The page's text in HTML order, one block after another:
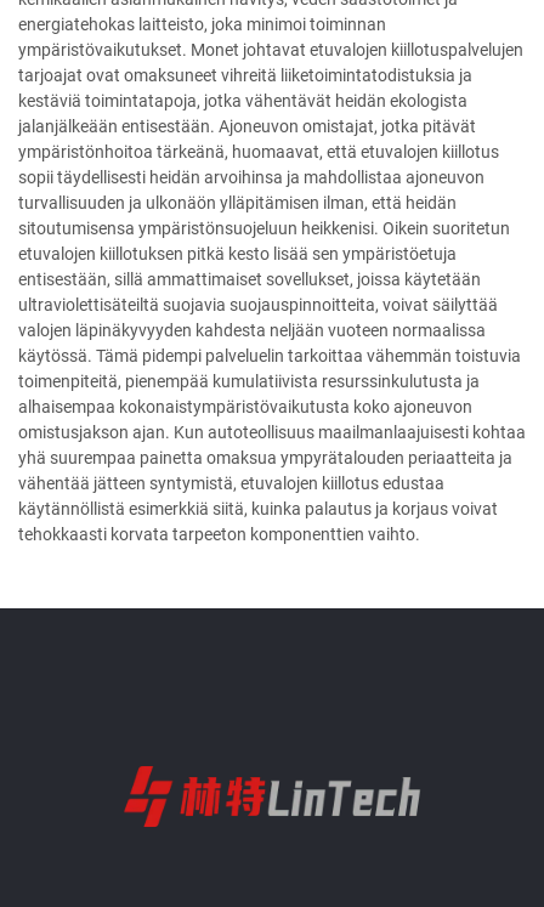
energiatehokas laitteisto, joka minimoi toiminnan
ympäristövaikutukset. Monet johtavat etuvalojen kiillotuspalvelujen
tarjoajat ovat omaksuneet vihreitä liiketoimintatodistuksia ja
kestäviä toimintatapoja, jotka vähentävät heidän ekologista
jalanjälkeään entisestään. Ajoneuvon omistajat, jotka pitävät
ympäristönhoitoa tärkeänä, huomaavat, että etuvalojen kiillotus
sopii täydellisesti heidän arvoihinsa ja mahdollistaa ajoneuvon
turvallisuuden ja ulkonäön ylläpitämisen ilman, että heidän
sitoutumisensa ympäristönsuojeluun heikkenisi. Oikein suoritetun
etuvalojen kiillotuksen pitkä kesto lisää sen ympäristöetuja
entisestään, sillä ammattimaiset sovellukset, joissa käytetään
ultraviolettisäteiltä suojavia suojauspinnoitteita, voivat säilyttää
valojen läpinäkyvyyden kahdesta neljään vuoteen normaalissa
käytössä. Tämä pidempi palveluelin tarkoittaa vähemmän toistuvia
toimenpiteitä, pienempää kumulatiivista resurssinkulutusta ja
alhaisempaa kokonaistympäristövaikutusta koko ajoneuvon
omistusjakson ajan. Kun autoteollisuus maailmanlaajuisesti kohtaa
yhä suurempaa painetta omaksua ympyrätalouden periaatteita ja
vähentää jätteen syntymistä, etuvalojen kiillotus edustaa
käytännöllistä esimerkkiä siitä, kuinka palautus ja korjaus voivat
tehokkaasti korvata tarpeeton komponenttien vaihto.